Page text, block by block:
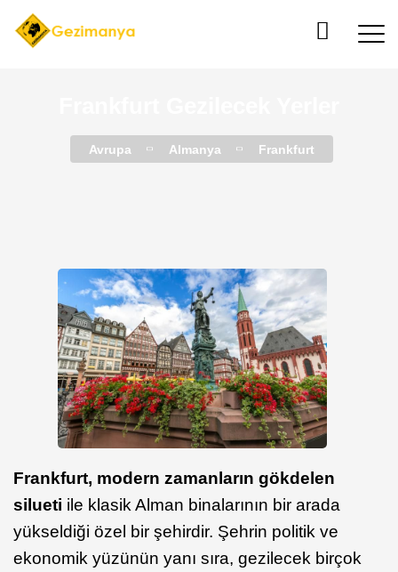
Avrupa Almanya Frankfurt
Frankfurt, modern zamanların gökdelen
silueti ile klasik Alman binalarının bir arada
yükseldiği özel bir şehirdir. Şehrin politik ve
ekonomik yüzünün yanı sıra, gezilecek birçok